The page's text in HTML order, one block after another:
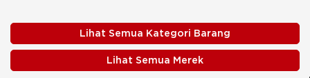
Lihat Semua Kategori Barang
Lihat Semua Merek